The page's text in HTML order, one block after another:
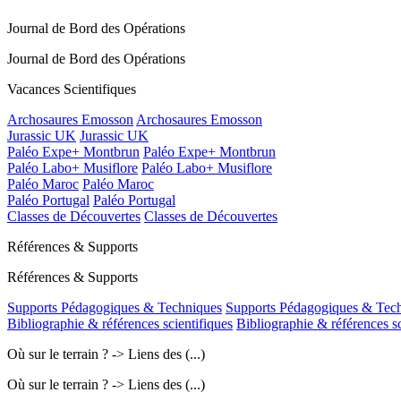
Journal de Bord des Opérations
Journal de Bord des Opérations
Vacances Scientifiques
Archosaures Emosson Archosaures Emosson
Jurassic UK Jurassic UK
Paléo Expe+ Montbrun Paléo Expe+ Montbrun
Paléo Labo+ Musiflore Paléo Labo+ Musiflore
Paléo Maroc Paléo Maroc
Paléo Portugal Paléo Portugal
Classes de Découvertes Classes de Découvertes
Références & Supports
Références & Supports
Supports Pédagogiques & Techniques Supports Pédagogiques &
Bibliographie & références scientifiques Bibliographie & références
Où sur le terrain ? -> Liens des (...)
Où sur le terrain ? -> Liens des (...)